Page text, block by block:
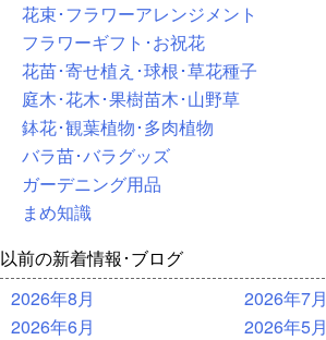
花束･フラワーアレンジメント
フラワーギフト･お祝花
花苗･寄せ植え･球根･草花種子
庭木･花木･果樹苗木･山野草
鉢花･観葉植物･多肉植物
バラ苗･バラグッズ
ガーデニング用品
まめ知識
以前の新着情報･ブログ
2026年8月
2026年7月
2026年6月
2026年5月